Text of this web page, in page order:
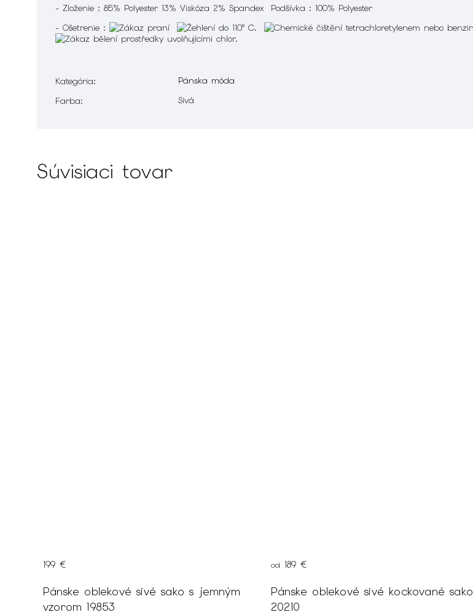
- Zloženie : 85% Polyester 13% Viskóza 2% Spandex Podšívka : 100% Polyester
- Ošetrenie :
Kategória:
Pánska móda
Farba: Sivá
Súvisiaci tovar
Pánske oblekové sivé sako s jemným
vzorom 19853
199 €
Pánske oblekové sivé kockované sako
20210
od 189 €